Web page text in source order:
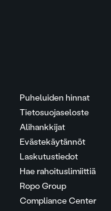
Puheluiden hinnat
Tietosuojaseloste
Alihankkijat
Evästekäytännöt
Laskutustiedot
Hae rahoituslimiittiä
Ropo Group
Compliance Center